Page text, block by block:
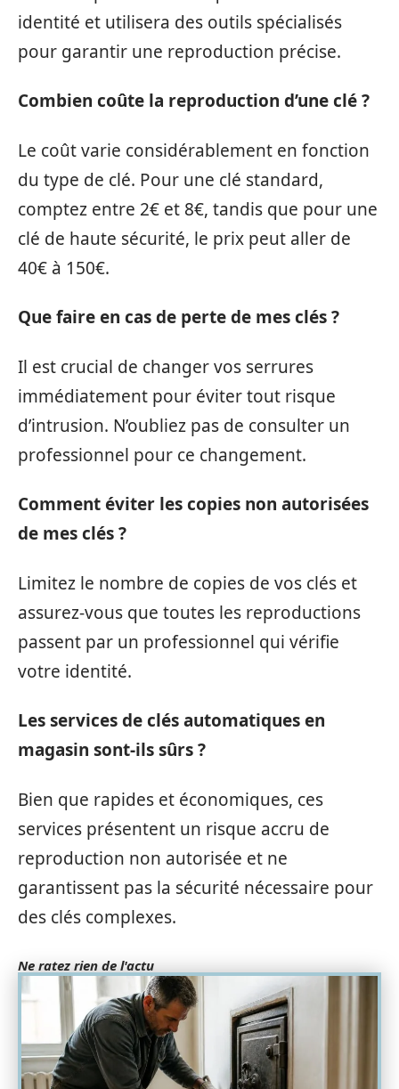
identité et utilisera des outils spécialisés
pour garantir une reproduction précise.
Combien coûte la reproduction d’une clé ?
Le coût varie considérablement en fonction
du type de clé. Pour une clé standard,
comptez entre 2€ et 8€, tandis que pour une
clé de haute sécurité, le prix peut aller de
40€ à 150€.
Que faire en cas de perte de mes clés ?
Il est crucial de changer vos serrures
immédiatement pour éviter tout risque
d’intrusion. N’oubliez pas de consulter un
professionnel pour ce changement.
Comment éviter les copies non autorisées
de mes clés ?
Limitez le nombre de copies de vos clés et
assurez-vous que toutes les reproductions
passent par un professionnel qui vérifie
votre identité.
Les services de clés automatiques en
magasin sont-ils sûrs ?
Bien que rapides et économiques, ces
services présentent un risque accru de
reproduction non autorisée et ne
garantissent pas la sécurité nécessaire pour
des clés complexes.
Ne ratez rien de l'actu